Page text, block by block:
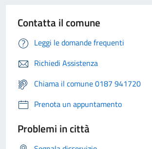
Contatta il comune
Leggi le domande frequenti
Richiedi Assistenza
Chiama il comune 0187 941720
Prenota un appuntamento
Problemi in città